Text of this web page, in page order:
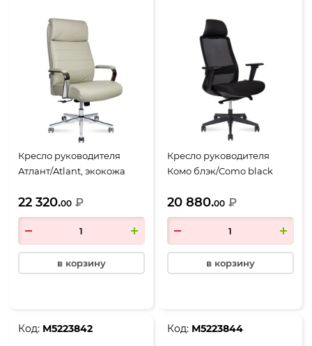
Кресло руководителя
Атлант/Atlant, экокожа
22 320.00 ₽
в корзину
Кресло руководителя
Комо блэк/Como black
20 880.00 ₽
в корзину
Код: М5223842 Код: М5223844